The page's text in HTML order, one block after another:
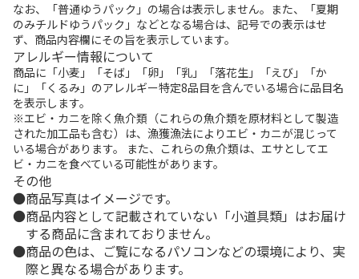
なお、「普通ゆうパック」の場合は表示しません。また、「夏期
のみチルドゆうパック」などとなる場合は、記号での表示はせ
ず、商品内容欄にその旨を表示しています。
アレルギー情報について
商品に「小麦」「そば」「卵」「乳」「落花生」「えび」「か
に」「くるみ」のアレルギー特定8品目を含んでいる場合に品目名
を表示します。
※エビ・カニを除く魚介類（これらの魚介類を原材料として製造
された加工品も含む）は、漁獲漁法によりエビ・カニが混じって
いる場合があります。 また、これらの魚介類は、エサとしてエ
ビ・カニを食べている可能性があります。
その他
商品写真はイメージです。
商品内容として記載されていない「小道具類」はお届け
する商品に含まれておりません。
商品の色は、ご覧になるパソコンなどの環境により、実
際と異なる場合があります。